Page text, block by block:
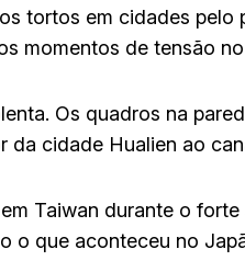
tortos em cidades pelo
momentos de tensão
Os quadros na
cidade Hualien ao
Taiwan durante o
o que aconteceu no